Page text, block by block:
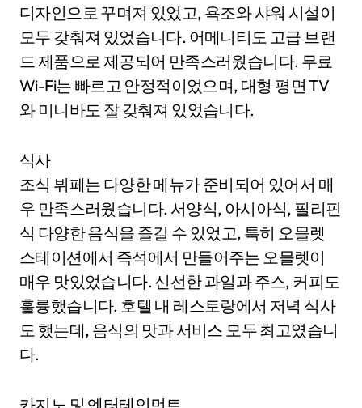
디자인으로 꾸며져 있었고, 욕조와 샤워 시설이
모두 갖춰져 있었습니다. 어메니티도 고급 브랜
드 제품으로 제공되어 만족스러웠습니다. 무료
Wi-Fi는 빠르고 안정적이었으며, 대형 평면 TV
와 미니바도 잘 갖춰져 있었습니다.
식사
조식 뷔페는 다양한 메뉴가 준비되어 있어서 매
우 만족스러웠습니다. 서양식, 아시아식, 필리핀
식 다양한 음식을 즐길 수 있었고, 특히 오믈렛
스테이션에서 즉석에서 만들어주는 오믈렛이
매우 맛있었습니다. 신선한 과일과 주스, 커피도
훌륭했습니다. 호텔 내 레스토랑에서 저녁 식사
도 했는데, 음식의 맛과 서비스 모두 최고였습니
다.